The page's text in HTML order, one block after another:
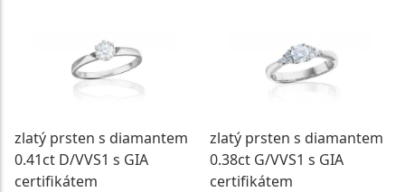
zlatý prsten s diamantem
0.41ct D/VVS1 s GIA
certifikátem
zlatý prsten s diamantem
0.38ct G/VVS1 s GIA
certifikátem